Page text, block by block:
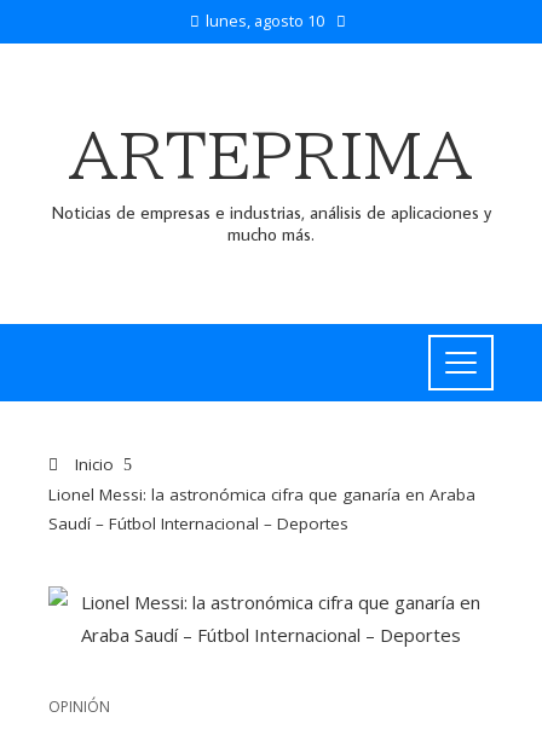
lunes, agosto 10
ARTEPRIMA
Noticias de empresas e industrias, análisis de aplicaciones y
mucho más.
Inicio
Lionel Messi: la astronómica cifra que ganaría en Araba
Saudí – Fútbol Internacional – Deportes
OPINIÓN